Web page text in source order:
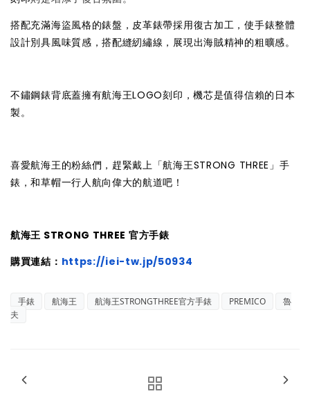
搭配充滿海盜風格的錶盤，皮革錶帶採用復古加工，使手錶整體
設計別具風味質感，搭配縫紉繡線，展現出海賊精神的粗曠感。
不鏽鋼錶背底蓋擁有航海王LOGO刻印 ，機芯是值得信賴的日本
製。
喜愛航海王的粉絲們，趕緊戴上「航海王STRONG THREE」手
錶，和草帽一行人航向偉大的航道吧！
航海王 STRONG THREE 官方手錶
購買連結： https://iei-tw.jp/50934
手錶 航海王 航海王STRONGTHREE官方手錶 PREMICO
魯
夫